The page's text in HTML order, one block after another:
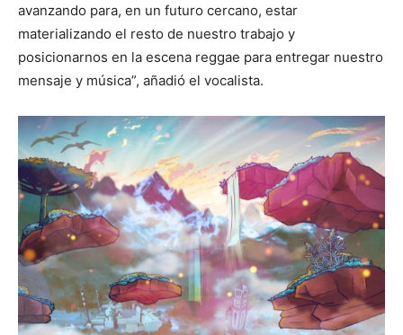
avanzando para, en un futuro cercano, estar
materializando el resto de nuestro trabajo y
posicionarnos en la escena reggae para entregar nuestro
mensaje y música”, añadió el vocalista.